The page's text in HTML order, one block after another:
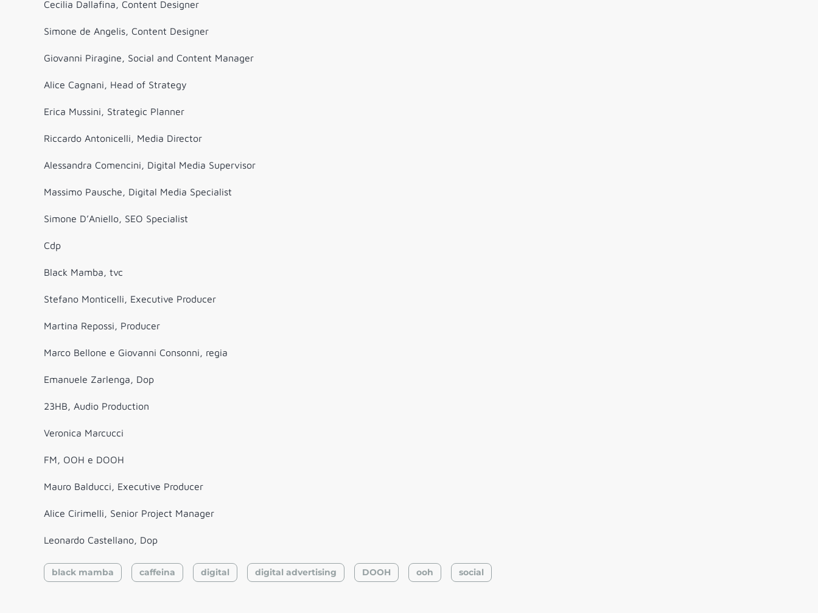
Cecilia Dallafina, Content Designer
Simone de Angelis, Content Designer
Giovanni Piragine, Social and Content Manager
Alice Cagnani, Head of Strategy
Erica Mussini, Strategic Planner
Riccardo Antonicelli, Media Director
Alessandra Comencini, Digital Media Supervisor
Massimo Pausche, Digital Media Specialist
Simone D’Aniello, SEO Specialist
Cdp
Black Mamba, tvc
Stefano Monticelli, Executive Producer
Martina Repossi, Producer
Marco Bellone e Giovanni Consonni, regia
Emanuele Zarlenga, Dop
23HB, Audio Production
Veronica Marcucci
FM, OOH e DOOH
Mauro Balducci, Executive Producer
Alice Cirimelli, Senior Project Manager
Leonardo Castellano, Dop
black mamba caffeina digital digital advertising DOOH ooh social